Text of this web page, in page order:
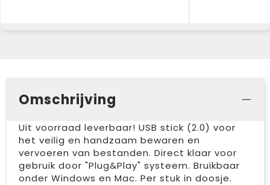
Omschrijving
Uit voorraad leverbaar! USB stick (2.0) voor
het veilig en handzaam bewaren en
vervoeren van bestanden. Direct klaar voor
gebruik door "Plug&Play" systeem. Bruikbaar
onder Windows en Mac. Per stuk in doosje.